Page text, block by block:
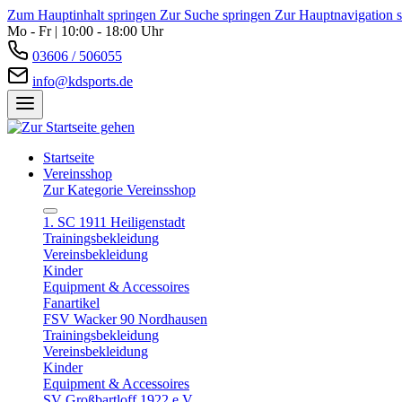
Zum Hauptinhalt springen Zur Suche springen Zur Hauptnavigation
Mo - Fr | 10:00 - 18:00 Uhr
03606 / 506055
info@kdsports.de
Startseite
Vereinsshop
Zur Kategorie Vereinsshop
1. SC 1911 Heiligenstadt
Trainingsbekleidung
Vereinsbekleidung
Kinder
Equipment & Accessoires
Fanartikel
FSV Wacker 90 Nordhausen
Trainingsbekleidung
Vereinsbekleidung
Kinder
Equipment & Accessoires